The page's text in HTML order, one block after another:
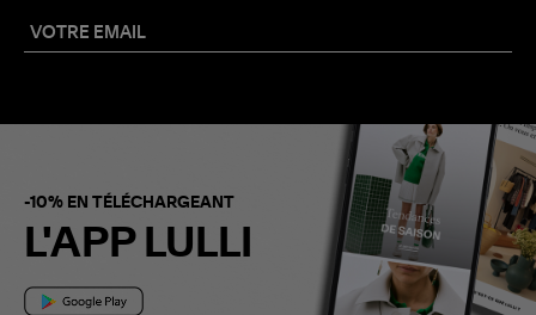
-10% EN TÉLÉCHARGEANT
L'APP LULLI